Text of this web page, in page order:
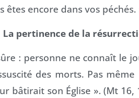
êtes encore dans vos péchés.
La pertinence de la
: personne ne connaît le
des morts. Pas
bâtirait son Église ». (Mt 16,